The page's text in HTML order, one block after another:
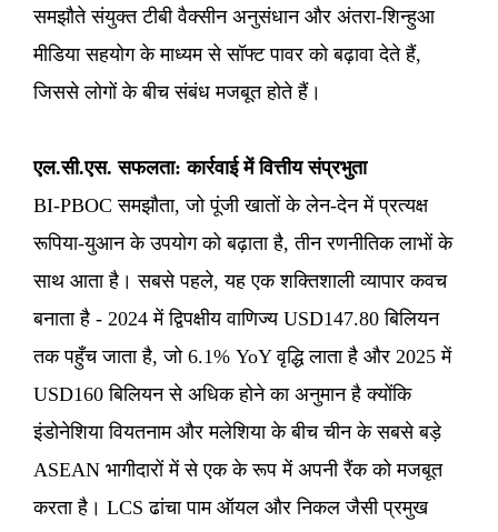
समझौते संयुक्त टीबी वैक्सीन अनुसंधान और अंतरा-शिन्हुआ
मीडिया सहयोग के माध्यम से सॉफ्ट पावर को बढ़ावा देते हैं,
जिससे लोगों के बीच संबंध मजबूत होते हैं।
एल.सी.एस. सफलता: कार्रवाई में वित्तीय संप्रभुता
BI-PBOC समझौता, जो पूंजी खातों के लेन-देन में प्रत्यक्ष
रूपिया-युआन के उपयोग को बढ़ाता है, तीन रणनीतिक लाभों के
साथ आता है। सबसे पहले, यह एक शक्तिशाली व्यापार कवच
बनाता है - 2024 में द्विपक्षीय वाणिज्य USD147.80 बिलियन
तक पहुँच जाता है, जो 6.1% YoY वृद्धि लाता है और 2025 में
USD160 बिलियन से अधिक होने का अनुमान है क्योंकि
इंडोनेशिया वियतनाम और मलेशिया के बीच चीन के सबसे बड़े
ASEAN भागीदारों में से एक के रूप में अपनी रैंक को मजबूत
करता है। LCS ढांचा पाम ऑयल और निकल जैसी प्रमुख